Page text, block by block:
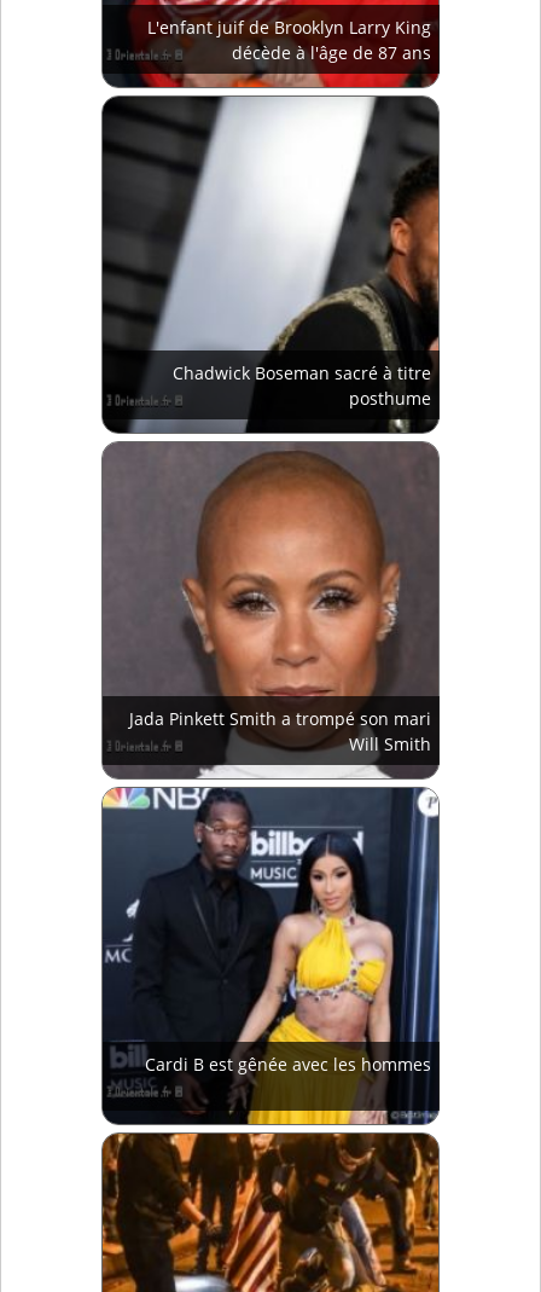
L'enfant juif de Brooklyn Larry King
décède à l'âge de 87 ans
Chadwick Boseman sacré à titre
posthume
Jada Pinkett Smith a trompé son mari
Will Smith
Cardi B est gênée avec les hommes